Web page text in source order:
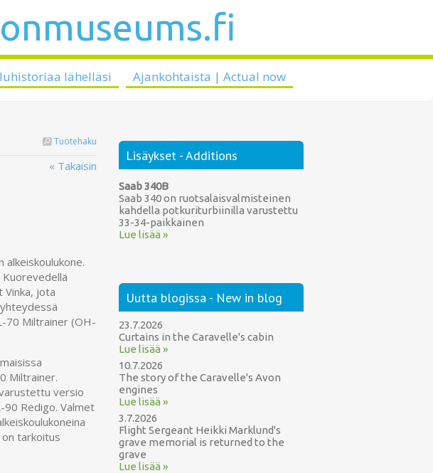
lähelläsi Ajankohtaista | Actual now
Tuotehaku
« Takaisin
alkeiskoulukone.
Vinka, jota
70 Miltrainer (OH-
Miltrainer.
versio
90 Redigo. Valmet
tarkoitus
Lisäykset - Additions
Saab 340B
Saab 340 on ruotsalaisvalmisteinen
kahdella potkuriturbiinilla varustettu
33-34-paikkainen
Lue lisää »
Uutta blogissa - New in blog
23.7.2026
Curtains in the Caravelle's cabin
Lue lisää »
10.7.2026
The story of the Caravelle's Avon
engines
Lue lisää »
3.7.2026
Flight Sergeant Heikki Marklund's
grave memorial is returned to the
grave
Lue lisää »